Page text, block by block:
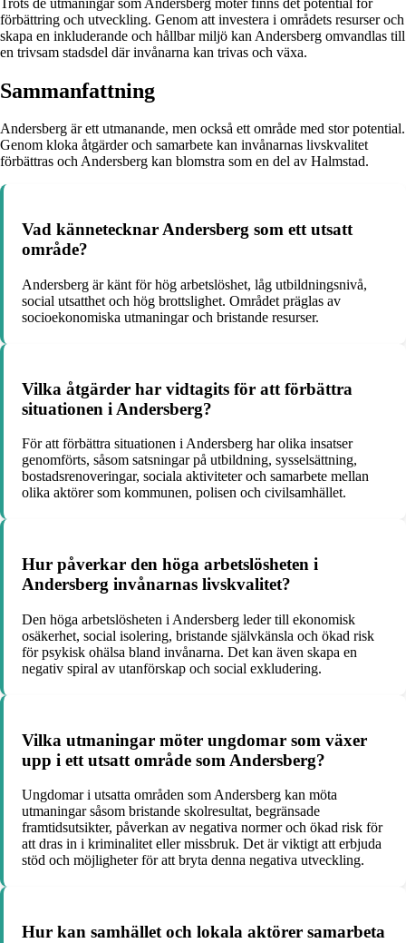
förbättring och utveckling. Genom att investera i områdets resurser och
skapa en inkluderande och hållbar miljö kan Andersberg omvandlas till
en trivsam stadsdel där invånarna kan trivas och växa.
Sammanfattning
Andersberg är ett utmanande, men också ett område med stor potential.
Genom kloka åtgärder och samarbete kan invånarnas livskvalitet
förbättras och Andersberg kan blomstra som en del av Halmstad.
Vad kännetecknar Andersberg som ett utsatt
område?
Andersberg är känt för hög arbetslöshet, låg utbildningsnivå,
social utsatthet och hög brottslighet. Området präglas av
socioekonomiska utmaningar och bristande resurser.
Vilka åtgärder har vidtagits för att förbättra
situationen i Andersberg?
För att förbättra situationen i Andersberg har olika insatser
genomförts, såsom satsningar på utbildning, sysselsättning,
bostadsrenoveringar, sociala aktiviteter och samarbete mellan
olika aktörer som kommunen, polisen och civilsamhället.
Hur påverkar den höga arbetslösheten i
Andersberg invånarnas livskvalitet?
Den höga arbetslösheten i Andersberg leder till ekonomisk
osäkerhet, social isolering, bristande självkänsla och ökad risk
för psykisk ohälsa bland invånarna. Det kan även skapa en
negativ spiral av utanförskap och social exkludering.
Vilka utmaningar möter ungdomar som växer
upp i ett utsatt område som Andersberg?
Ungdomar i utsatta områden som Andersberg kan möta
utmaningar såsom bristande skolresultat, begränsade
framtidsutsikter, påverkan av negativa normer och ökad risk för
att dras in i kriminalitet eller missbruk. Det är viktigt att erbjuda
stöd och möjligheter för att bryta denna negativa utveckling.
Hur kan samhället och lokala aktörer samarbeta